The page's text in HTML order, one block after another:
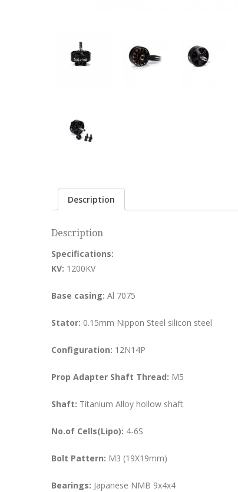
Description
Description
Specifications:
KV: 1200KV
Base casing: Al 7075
Stator: 0.15mm Nippon Steel silicon steel
Configuration: 12N14P
Prop Adapter Shaft Thread: M5
Shaft: Titanium Alloy hollow shaft
No.of Cells(Lipo): 4-6S
Bolt Pattern: M3 (19X19mm)
Bearings: Japanese NMB 9x4x4